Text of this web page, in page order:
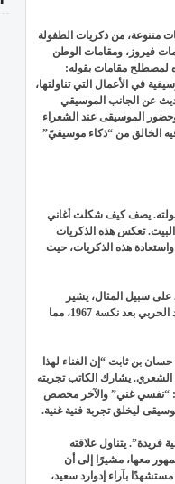
من ذكريات الطفولة
فيروز، ومقامات الوطن
لمصطلح مقامات بقوله:
في الأعمال التي تناولتها،
عن الجانب الموسيقي
الموسيقى عند الشعراء
فيه الخالق من “ذكاء موسيقيّ”
طفولته. يصف كيف شكلت أغاني
البيت. تعكس هذه الذكريات
واستعادة هذه الذكريات، حيث
على سبيل المثال، يشير
الكاتب إلى أغاني أم كلثوم التي كانت تُسمع في سياقات وطنية واجتماعية، مثل دعمها للمجهود الحربي بعد نكسة 1967، مما
حسان بن ثابت “إن الغناء لهذا
الشعري. يشارك الكاتب تجربته
“نفسي غني” والآخر مخصص
ليخلق تجربة فنية غنية.
يتناول علاقته
معها، مشيرًا إلى أن
بآراء إدوارد سعيد،